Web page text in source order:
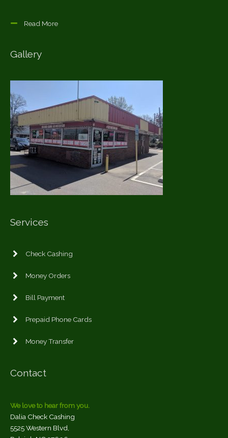
Read More
Gallery
Services
Check Cashing
Money Orders
Bill Payment
Prepaid Phone Cards
Money Transfer
Contact
We love to hear from you.
Dalia Check Cashing
5525 Western Blvd,